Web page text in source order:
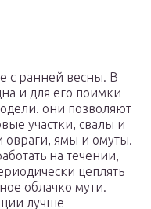
с ранней весны. В
и для его поимки
они позволяют
участки, свалы и
овраги, ямы и омуты.
на течении,
цеплять
облачко мути.
лучше